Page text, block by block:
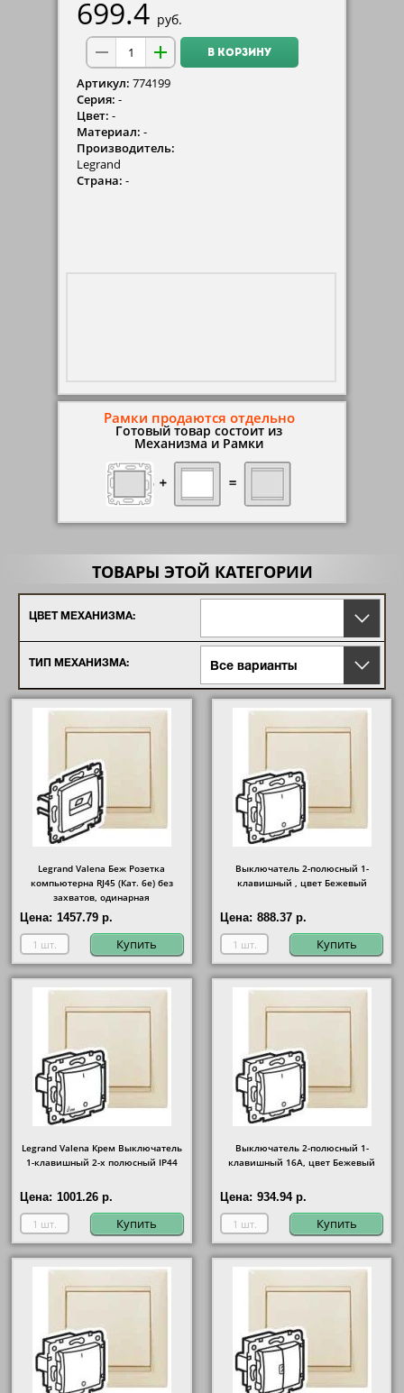
699.4 руб.
В КОРЗИНУ
Артикул: 774199
Серия: -
Цвет: -
Материал: -
Производитель:
Legrand
Страна: -
Рамки продаются отдельно
Готовый товар состоит из
Механизма и Рамки
ТОВАРЫ ЭТОЙ КАТЕГОРИИ
ЦВЕТ МЕХАНИЗМА:
ТИП МЕХАНИЗМА: Все варианты
Legrand Valena Беж Розетка
компьютерна RJ45 (Кат. 6e) без
захватов, одинарная
Цена: 1457.79 р.
Купить
Выключатель 2-полюсный 1-
клавишный , цвет Бежевый
Цена: 888.37 р.
Купить
Legrand Valena Крем Выключатель
1-клавишный 2-х полюсный IP44
Цена: 1001.26 р.
Купить
Выключатель 2-полюсный 1-
клавишный 16А, цвет Бежевый
Цена: 934.94 р.
Купить